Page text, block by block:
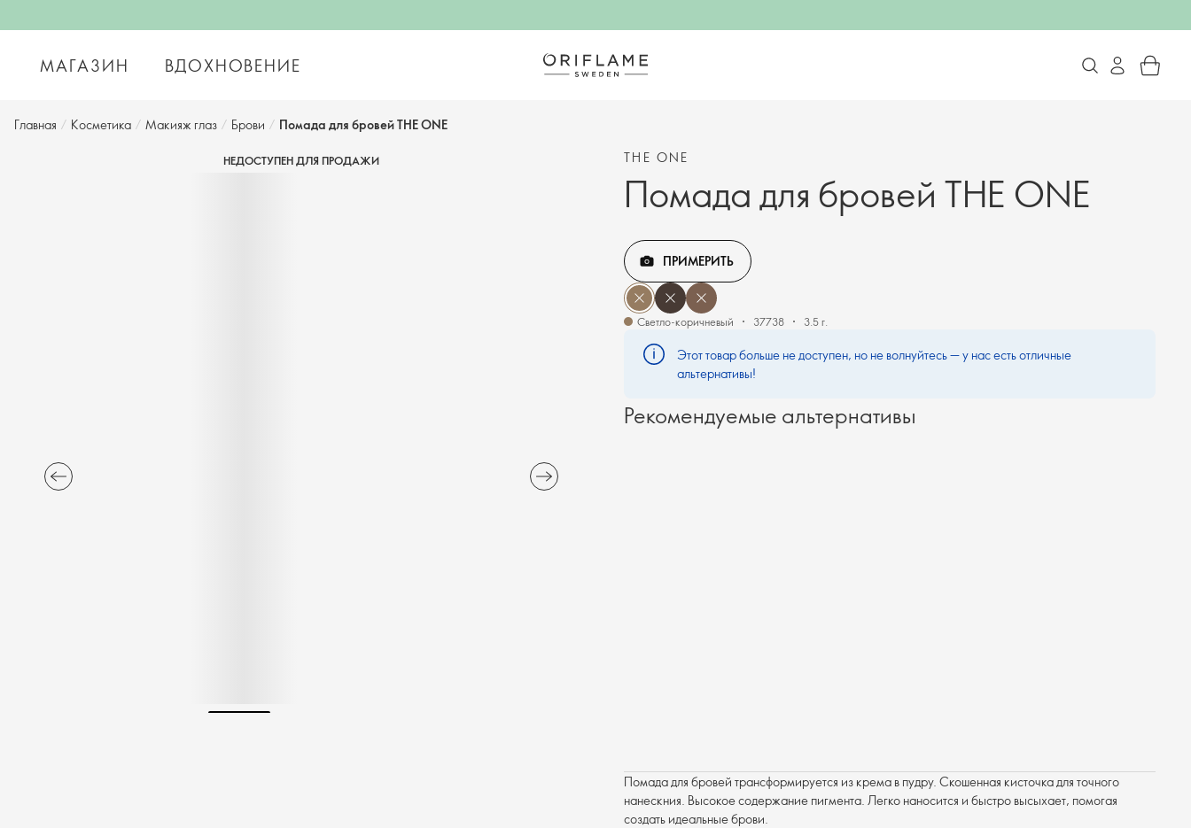
МАГАЗИН ВДОХНОВЕНИЕ
Главная / Косметика / Макияж глаз / Брови / Помада для бровей THE ONE
НЕДОСТУПЕН ДЛЯ ПРОДАЖИ THE ONE
Помада для бровей THE ONE
ПРИМЕРИТЬ
Светло-коричневый 37738 3.5 г.
Этот товар больше не доступен, но не волнуйтесь — у нас есть отличные
альтернативы!
Рекомендуемые альтернативы
Помада для бровей трансформируется из крема в пудру. Скошенная кисточка для точного
нанескния. Высокое содержание пигмента. Легко наносится и быстро высыхает, помогая
создать идеальные брови.